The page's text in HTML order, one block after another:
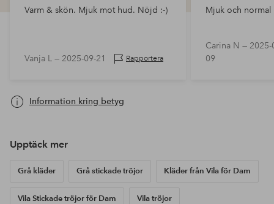
Varm & skön. Mjuk mot hud. Nöjd :-)
Vanja L — 2025-09-21 Rapportera
Mjuk och
Carina N — 2025-
09
Information kring betyg
Upptäck mer
Grå kläder Grå stickade tröjor Kläder från Vila för Dam
Vila Stickade tröjor för Dam Vila tröjor